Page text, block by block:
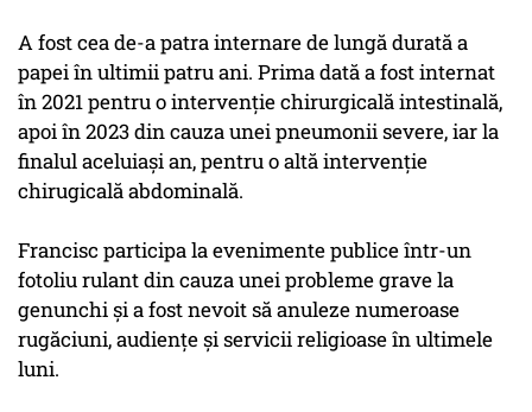
A fost cea de-a patra internare de lungă durată a
papei în ultimii patru ani. Prima dată a fost internat
în 2021 pentru o intervenţie chirurgicală intestinală,
apoi în 2023 din cauza unei pneumonii severe, iar la
finalul aceluiaşi an, pentru o altă intervenţie
chirugicală abdominală.
Francisc participa la evenimente publice într-un
fotoliu rulant din cauza unei probleme grave la
genunchi şi a fost nevoit să anuleze numeroase
rugăciuni, audienţe şi servicii religioase în ultimele
luni.